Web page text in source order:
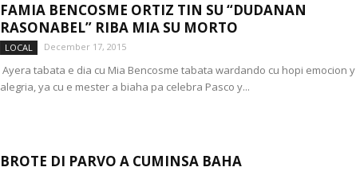
FAMIA BENCOSME ORTIZ TIN SU “DUDANAN
RASONABEL” RIBA MIA SU MORTO
LOCAL December 17, 2015
Ayera tabata e dia cu Mia Bencosme tabata wardando cu hopi emocion y
alegria, ya cu e mester a biaha pa celebra Pasco y...
BROTE DI PARVO A CUMINSA BAHA